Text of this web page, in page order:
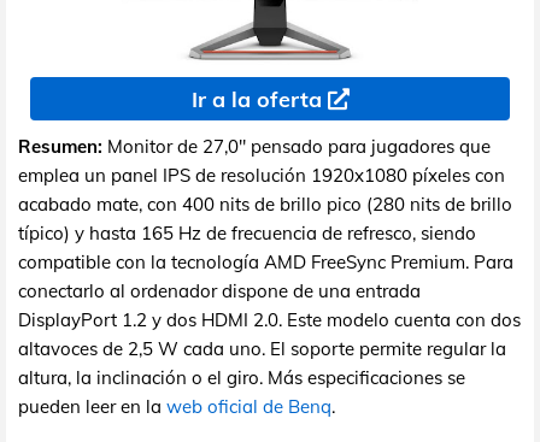
Ir a la oferta
Resumen: Monitor de 27,0" pensado para jugadores que
emplea un panel IPS de resolución 1920x1080 píxeles con
acabado mate, con 400 nits de brillo pico (280 nits de brillo
típico) y hasta 165 Hz de frecuencia de refresco, siendo
compatible con la tecnología AMD FreeSync Premium. Para
conectarlo al ordenador dispone de una entrada
DisplayPort 1.2 y dos HDMI 2.0. Este modelo cuenta con dos
altavoces de 2,5 W cada uno. El soporte permite regular la
altura, la inclinación o el giro. Más especificaciones se
pueden leer en la web oficial de Benq.